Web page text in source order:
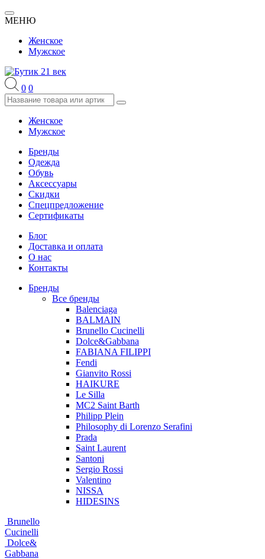
МЕНЮ
Женское
Мужское
0 0
Женское
Мужское
Бренды
Одежда
Обувь
Аксессуары
Скидки
Спецпредложение
Сертификаты
Блог
Доставка и оплата
О нас
Контакты
Бренды
Все бренды
Balenciaga
BALMAIN
Brunello Cucinelli
Dolce&Gabbana
FABIANA FILIPPI
Fendi
Gianvito Rossi
HAIKURE
Le Silla
MC2 Saint Barth
Philipp Plein
Philosophy di Lorenzo Serafini
Prada
Saint Laurent
Santoni
Sergio Rossi
Valentino
NISSA
HIDESINS
Brunello
Cucinelli
Dolce&
Gabbana